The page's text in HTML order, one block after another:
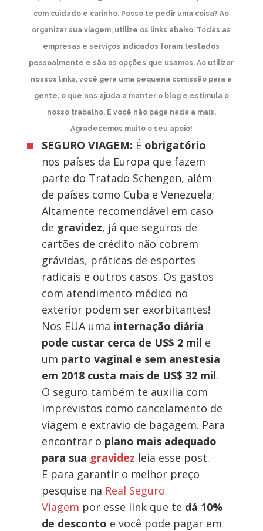
com cuidado e carinho. Posso te pedir uma coisa? Ao
organizar sua viagem, utilize os links abaixo. Todas as
empresas e serviços indicados foram testados
pessoalmente e são as opções que usamos. Ao utilizar
nossos links, você gera uma pequena comissão para a
gente, o que nos ajuda a manter o blog e estimula o
nosso trabalho. E você não paga nada a mais.
Agradecemos muito o seu apoio!
SEGURO VIAGEM: É obrigatório
nos países da Europa que fazem
parte do Tratado Schengen, além
de países como Cuba e Venezuela;
Altamente recomendável em caso
de gravidez, já que seguros de
cartões de crédito não cobrem
grávidas, práticas de esportes
radicais e outros casos. Os gastos
com atendimento médico no
exterior podem ser exorbitantes!
Nos EUA uma internação diária
pode custar cerca de US$ 2 mil e
um parto vaginal e sem anestesia
em 2018 custa mais de US$ 32 mil.
O seguro também te auxilia com
imprevistos como cancelamento de
viagem e extravio de bagagem. Para
encontrar o plano mais adequado
para sua gravidez leia esse post.
E para garantir o melhor preço
pesquise na Real Seguro
Viagem por esse link que te dá 10%
de desconto e você pode pagar em